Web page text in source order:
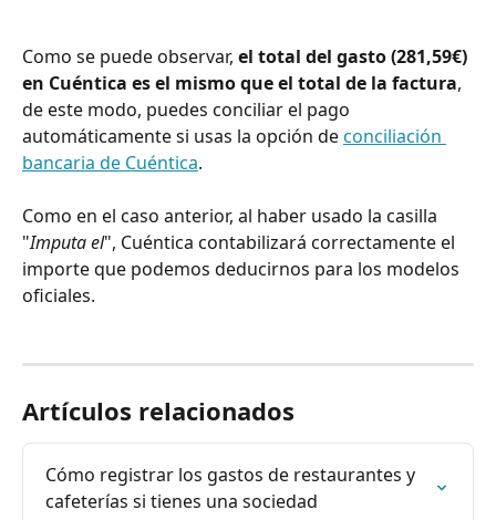
Como se puede observar, el total del gasto (281,59€)
en Cuéntica es el mismo que el total de la factura,
de este modo, puedes conciliar el pago
automáticamente si usas la opción de conciliación
bancaria de Cuéntica.
Como en el caso anterior, al haber usado la casilla
"Imputa el", Cuéntica contabilizará correctamente el
importe que podemos deducirnos para los modelos
oficiales.
Artículos relacionados
Cómo registrar los gastos de restaurantes y
cafeterías si tienes una sociedad